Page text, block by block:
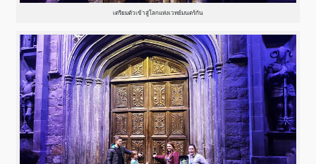
เตรียมตัวเข้าสู่โลกแห่งเวทย์มนตร์กัน